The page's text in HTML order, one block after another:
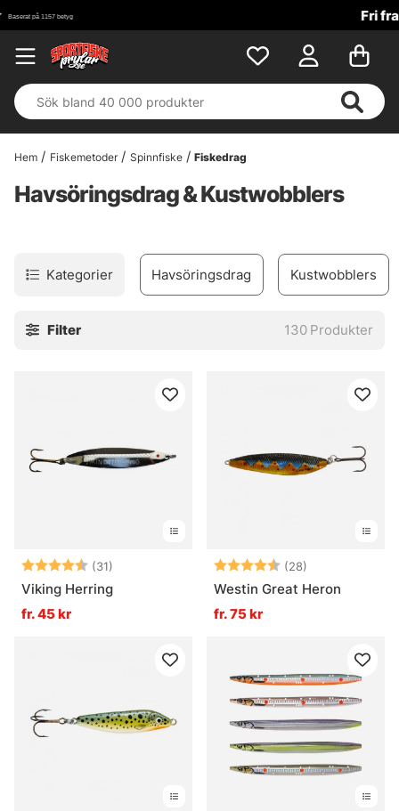
Hem Fiskemetoder Spinnfiske Fiskedrag
Havsöringsdrag & Kustwobblers
Kategorier Havsöringsdrag Kustwobblers
Filter 130 Produkter
Betyg: (31)
4.3 utav 5 stjärnor
Viking Herring
fr. 45 kr
Betyg: (28)
Westin Great Heron
fr. 75 kr